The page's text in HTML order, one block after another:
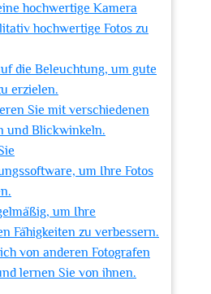
hochwertige Kamera
hochwertige Fotos zu
die Beleuchtung, um gute
erzielen.
Sie mit verschiedenen
und Blickwinkeln.
um Ihre Fotos
um Ihre
Fähigkeiten zu verbessern.
von anderen Fotografen
lernen Sie von ihnen.